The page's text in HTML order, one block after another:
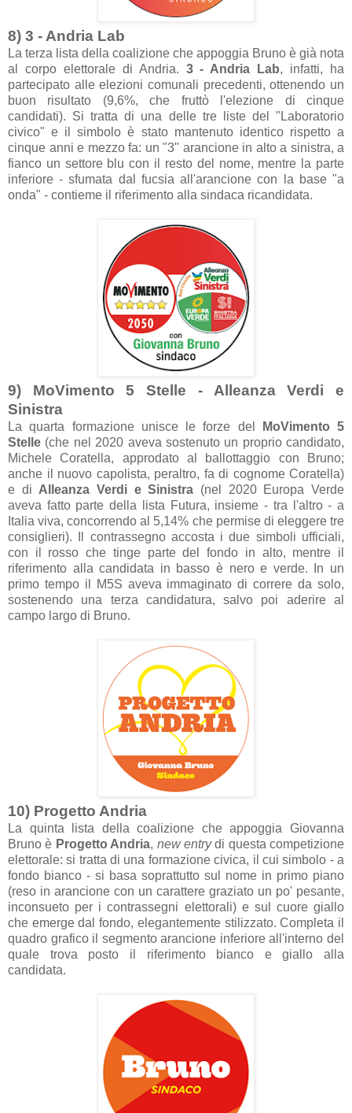
8) 3 - Andria Lab
La terza lista della coalizione che appoggia Bruno è già nota
al corpo elettorale di Andria. 3 - Andria Lab, infatti, ha
partecipato alle elezioni comunali precedenti, ottenendo un
buon risultato (9,6%, che fruttò l'elezione di cinque
candidati). Si tratta di una delle tre liste del "Laboratorio
civico" e il simbolo è stato mantenuto identico rispetto a
cinque anni e mezzo fa: un "3" arancione in alto a sinistra, a
fianco un settore blu con il resto del nome, mentre la parte
inferiore - sfumata dal fucsia all'arancione con la base "a
onda" - contieme il riferimento alla sindaca ricandidata.
9) MoVimento 5 Stelle - Alleanza Verdi e
Sinistra
La quarta formazione unisce le forze del
MoVimento 5
Stelle (che nel 2020 aveva sostenuto un proprio candidato,
Michele Coratella, approdato al ballottaggio con Bruno;
anche il nuovo capolista, peraltro, fa di cognome Coratella)
e di Alleanza Verdi e Sinistra (nel 2020 Europa Verde
aveva fatto parte della lista Futura, insieme - tra l'altro - a
Italia viva, concorrendo al 5,14% che permise di eleggere tre
consiglieri). Il contrassegno accosta i due simboli ufficiali,
con il rosso che tinge parte del fondo in alto, mentre il
riferimento alla candidata in basso è nero e verde. In un
primo tempo il M5S aveva immaginato di correre da solo,
sostenendo una terza candidatura, salvo poi aderire al
campo largo di Bruno.
10) Progetto Andria
La quinta lista della coalizione che appoggia Giovanna
Bruno è Progetto Andria, new entrydi questa competizione
elettorale: si tratta di una formazione civica, il cui simbolo - a
fondo bianco - si basa soprattutto sul nome in primo piano
(reso in arancione con un carattere graziato un po' pesante,
inconsueto per i contrassegni elettorali) e sul cuore giallo
che emerge dal fondo, elegantemente stilizzato. Completa il
quadro grafico il segmento arancione inferiore all'interno del
quale trova posto il riferimento bianco e giallo alla
candidata.